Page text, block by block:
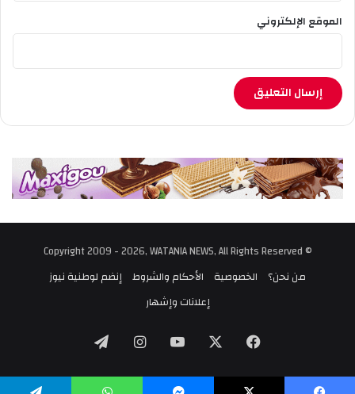
الموقع الإلكتروني
© Copyright 2009 - 2026, WATANIA NEWS, All Rights Reserved
من نحن؟
الخصوصية الأحكام والشروط إنضم لوطنية نيوز
إعلانات وإشهار
فيسبوك ‫YouTube انستقرام